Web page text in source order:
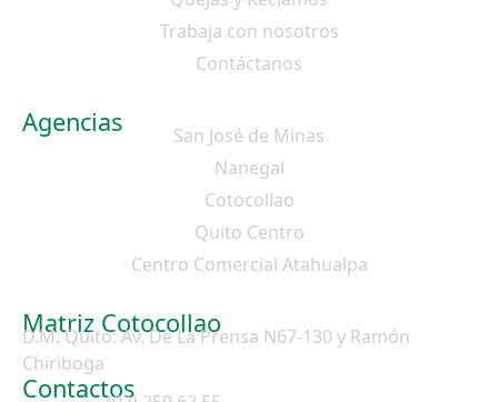
Trabaja con nosotros
Contáctanos
Agencias
San José de Minas
Nanegal
Cotocollao
Quito Centro
Centro Comercial Atahualpa
Matriz Cotocollao
D.M. Quito: Av. De La Prensa N67-130 y Ramón
Chiriboga
Contactos